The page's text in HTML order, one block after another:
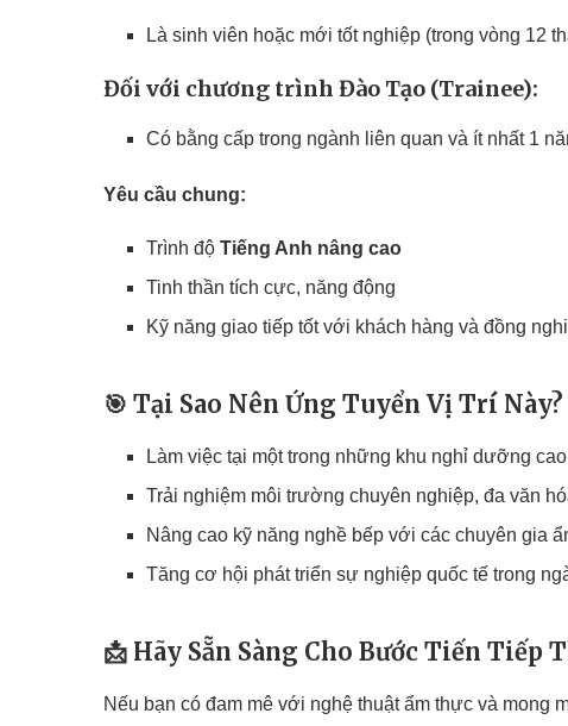
Là sinh viên hoặc mới tốt nghiệp (trong vòng 12
Đối với chương trình Đào Tạo (Trainee):
Có bằng cấp trong ngành liên quan và ít nhất 1
Yêu cầu chung:
Trình độ Tiếng Anh nâng cao
Tinh thần tích cực, năng động
Kỹ năng giao tiếp tốt với khách hàng và đồng
🎯 Tại Sao Nên Ứng Tuyển Vị Trí Này?
Làm việc tại một trong những khu nghỉ dưỡng
Trải nghiệm môi trường chuyên nghiệp, đa văn
Nâng cao kỹ năng nghề bếp với các chuyên gia
Tăng cơ hội phát triển sự nghiệp quốc tế trong
📩 Hãy Sẵn Sàng Cho Bước Tiến Tiếp
Nếu bạn có đam mê với nghệ thuật ẩm thực và mong